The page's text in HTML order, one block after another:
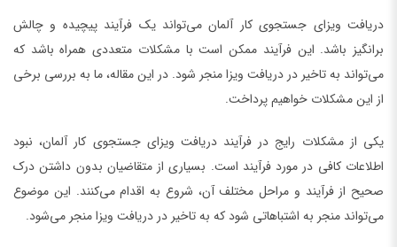
دریافت ویزای جستجوی کار آلمان می‌تواند یک فرآیند پیچیده و چالش
برانگیز باشد. این فرآیند ممکن است با مشکلات متعددی همراه باشد که
می‌تواند به تاخیر در دریافت ویزا منجر شود. در این مقاله، ما به بررسی برخی
از این مشکلات خواهیم پرداخت.
یکی از مشکلات رایج در فرآیند دریافت ویزای جستجوی کار آلمان، نبود
اطلاعات کافی در مورد فرآیند است. بسیاری از متقاضیان بدون داشتن درک
صحیح از فرآیند و مراحل مختلف آن، شروع به اقدام می‌کنند. این موضوع
می‌تواند منجر به اشتباهاتی شود که به تاخیر در دریافت ویزا منجر می‌شود.